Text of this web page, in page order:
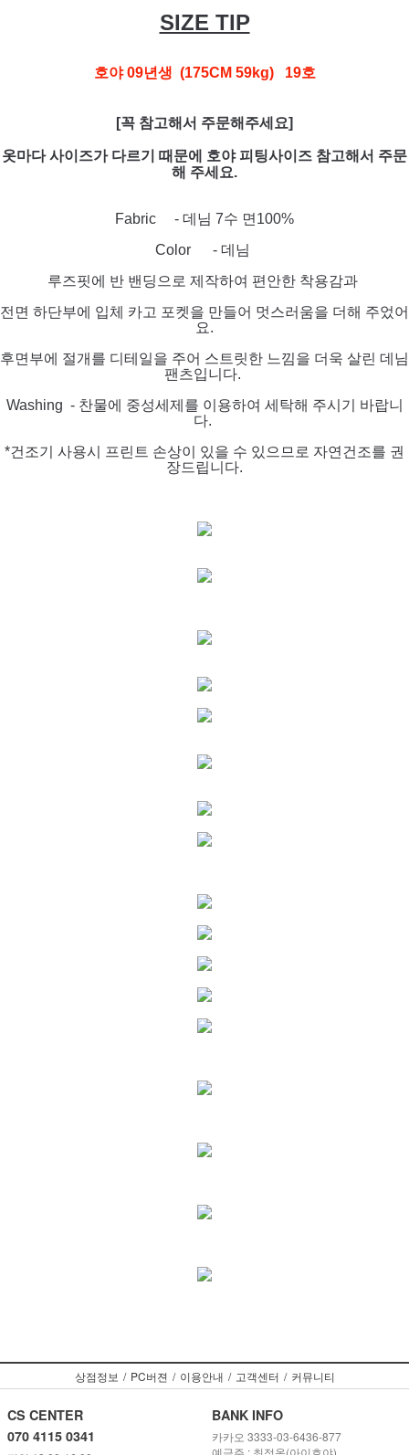
SIZE TIP
호야 09년생 (175CM 59kg) 19호
[꼭 참고해서 주문해주세요]
옷마다 사이즈가 다르기 때문에 호야 피팅사이즈 참고해서 주문
해 주세요.
Fabric - 데님 7수 면100%
Color - 데님
루즈핏에 반 밴딩으로 제작하여 편안한 착용감과
전면 하단부에 입체 카고 포켓을 만들어 멋스러움을 더해 주었어
요.
후면부에 절개를 디테일을 주어 스트릿한 느낌을 더욱 살린 데님
팬츠입니다.
Washing - 찬물에 중성세제를 이용하여 세탁해 주시기 바랍니
다.
*건조기 사용시 프린트 손상이 있을 수 있으므로 자연건조를 권
장드립니다.
상점정보 / PC버젼 / 이용안내 / 고객센터 / 커뮤니티
CS CENTER
070 4115 0341
BANK INFO
카카오 3333-03-6436-877
예금주 : 최정옥(아이호야)